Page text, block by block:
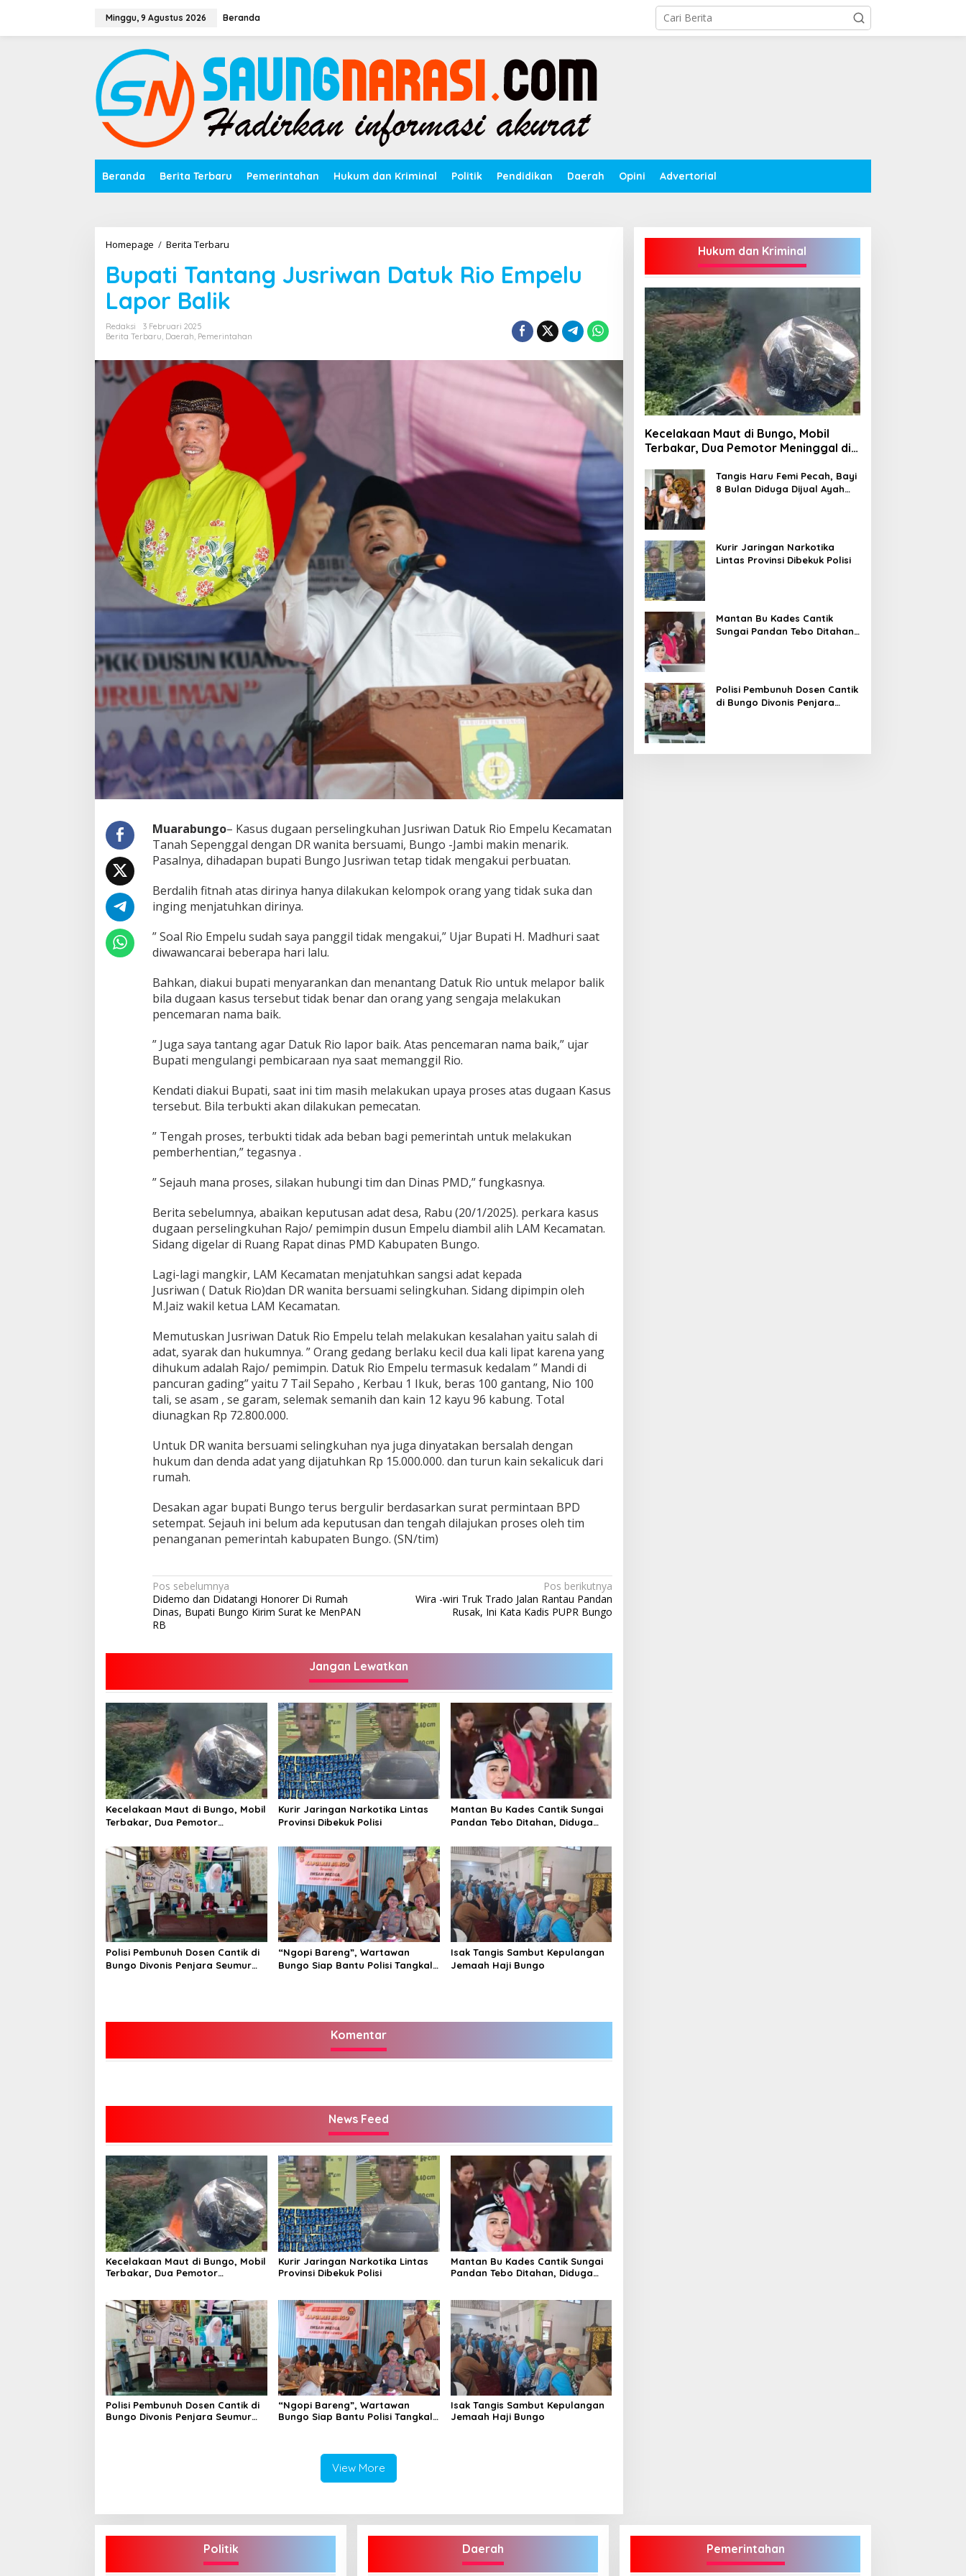
Minggu, 9 Agustus 2026 Beranda
Beranda Berita Terbaru Pemerintahan Hukum dan Kriminal Politik Pendidikan Daerah Opini Advertorial
Homepage / Berita Terbaru
Jusriwan
Datuk
Rio
Empelu
Balik
Bupati Tantang Jusriwan Datuk Rio Empelu
Lapor Balik
Redaksi
3 Februari 2025
Berita Terbaru, Daerah, Pemerintahan
Muarabungo– Kasus dugaan perselingkuhan Jusriwan Datuk Rio Empelu Kecamatan
Tanah Sepenggal dengan DR wanita bersuami, Bungo -Jambi makin menarik.
Pasalnya, dihadapan bupati Bungo Jusriwan tetap tidak mengakui perbuatan.
Berdalih fitnah atas dirinya hanya dilakukan kelompok orang yang tidak suka dan
inging menjatuhkan dirinya.
” Soal Rio Empelu sudah saya panggil tidak mengakui,” Ujar Bupati H. Madhuri saat
diwawancarai beberapa hari lalu.
Bahkan, diakui bupati menyarankan dan menantang Datuk Rio untuk melapor balik
bila dugaan kasus tersebut tidak benar dan orang yang sengaja melakukan
pencemaran nama baik.
” Juga saya tantang agar Datuk Rio lapor baik. Atas pencemaran nama baik,” ujar
Bupati mengulangi pembicaraan nya saat memanggil Rio.
Kendati diakui Bupati, saat ini tim masih melakukan upaya proses atas dugaan Kasus
tersebut. Bila terbukti akan dilakukan pemecatan.
” Tengah proses, terbukti tidak ada beban bagi pemerintah untuk melakukan
pemberhentian,” tegasnya .
” Sejauh mana proses, silakan hubungi tim dan Dinas PMD,” fungkasnya.
Berita sebelumnya, abaikan keputusan adat desa, Rabu (20/1/2025). perkara kasus
dugaan perselingkuhan Rajo/ pemimpin dusun Empelu diambil alih LAM Kecamatan.
Sidang digelar di Ruang Rapat dinas PMD Kabupaten Bungo.
Lagi-lagi mangkir, LAM Kecamatan menjatuhkan sangsi adat kepada
Jusriwan ( Datuk Rio)dan DR wanita bersuami selingkuhan. Sidang dipimpin oleh
M.Jaiz wakil ketua LAM Kecamatan.
Memutuskan Jusriwan Datuk Rio Empelu telah melakukan kesalahan yaitu salah di
adat, syarak dan hukumnya. ” Orang gedang berlaku kecil dua kali lipat karena yang
dihukum adalah Rajo/ pemimpin. Datuk Rio Empelu termasuk kedalam ” Mandi di
pancuran gading” yaitu 7 Tail Sepaho , Kerbau 1 Ikuk, beras 100 gantang, Nio 100
tali, se asam , se garam, selemak semanih dan kain 12 kayu 96 kabung. Total
diunagkan Rp 72.800.000.
Untuk DR wanita bersuami selingkuhan nya juga dinyatakan bersalah dengan
hukum dan denda adat yang dijatuhkan Rp 15.000.000. dan turun kain sekalicuk dari
rumah.
Desakan agar bupati Bungo terus bergulir berdasarkan surat permintaan BPD
setempat. Sejauh ini belum ada keputusan dan tengah dilajukan proses oleh tim
penanganan pemerintah kabupaten Bungo. (SN/tim)
Navigasi
pos
Pos sebelumnya
Didemo dan Didatangi Honorer Di Rumah
Dinas, Bupati Bungo Kirim Surat ke MenPAN
RB
Pos berikutnya
Wira -wiri Truk Trado Jalan Rantau Pandan
Rusak, Ini Kata Kadis PUPR Bungo
Jangan Lewatkan
Kecelakaan Maut di Bungo, Mobil
Terbakar, Dua Pemotor
Kurir Jaringan Narkotika Lintas
Provinsi Dibekuk Polisi
Mantan Bu Kades Cantik Sungai
Pandan Tebo Ditahan, Diduga
Polisi Pembunuh Dosen Cantik di
Bungo Divonis Penjara Seumur
“Ngopi Bareng”, Wartawan
Bungo Siap Bantu Polisi Tangkal
Isak Tangis Sambut Kepulangan
Jemaah Haji Bungo
Komentar
News Feed
Kecelakaan Maut di Bungo, Mobil
Terbakar, Dua Pemotor
Kurir Jaringan Narkotika Lintas
Provinsi Dibekuk Polisi
Mantan Bu Kades Cantik Sungai
Pandan Tebo Ditahan, Diduga
Polisi Pembunuh Dosen Cantik di
Bungo Divonis Penjara Seumur
“Ngopi Bareng”, Wartawan
Bungo Siap Bantu Polisi Tangkal
Isak Tangis Sambut Kepulangan
Jemaah Haji Bungo
View More
Hukum dan Kriminal
Kecelakaan Maut di Bungo, Mobil
Terbakar, Dua Pemotor Meninggal di
Tangis Haru Femi Pecah, Bayi
8 Bulan Diduga Dijual Ayah
Kurir Jaringan Narkotika
Lintas Provinsi Dibekuk Polisi
Mantan Bu Kades Cantik
Sungai Pandan Tebo Ditahan,
Polisi Pembunuh Dosen Cantik
di Bungo Divonis Penjara
Politik Daerah Pemerintahan